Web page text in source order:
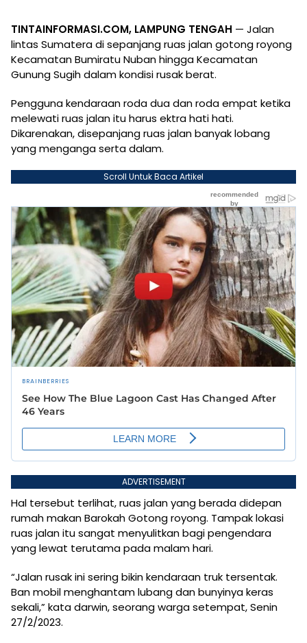
TINTAINFORMASI.COM, LAMPUNG TENGAH — Jalan
lintas Sumatera di sepanjang ruas jalan gotong royong
Kecamatan Bumiratu Nuban hingga Kecamatan
Gunung Sugih dalam kondisi rusak berat.
Pengguna kendaraan roda dua dan roda empat ketika
melewati ruas jalan itu harus ektra hati hati.
Dikarenakan, disepanjang ruas jalan banyak lobang
yang menganga serta dalam.
Scroll Untuk Baca Artikel
ADVERTISEMENT
Hal tersebut terlihat, ruas jalan yang berada didepan
rumah makan Barokah Gotong royong. Tampak lokasi
ruas jalan itu sangat menyulitkan bagi pengendara
yang lewat terutama pada malam hari.
“Jalan rusak ini sering bikin kendaraan truk tersentak.
Ban mobil menghantam lubang dan bunyinya keras
sekali,” kata darwin, seorang warga setempat, Senin
27/2/2023.